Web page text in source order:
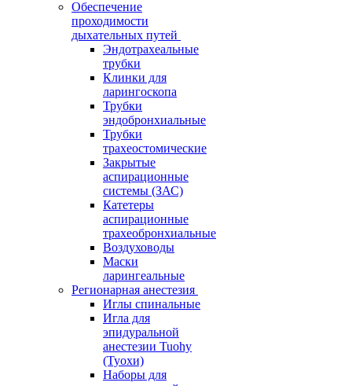
Обеспечение
проходимости
дыхательных путей
Эндотрахеальные
трубки
Клинки для
ларингоскопа
Трубки
эндобронхиальные
Трубки
трахеостомические
Закрытые
аспирационные
системы (ЗАС)
Катетеры
аспирационные
трахеобронхиальные
Воздуховоды
Маски
ларингеальные
Регионарная анестезия
Иглы спинальные
Игла для
эпидуральной
анестезии Tuohy
(Туохи)
Наборы для